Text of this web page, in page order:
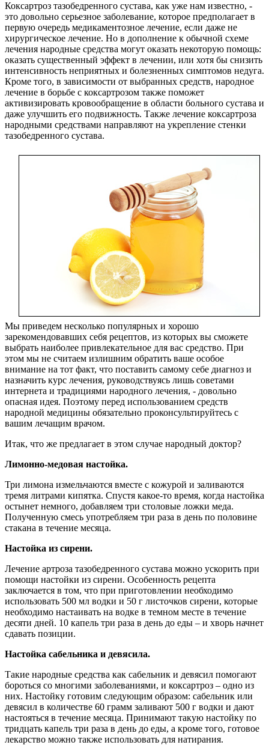
Коксартроз тазобедренного сустава, как уже нам известно, -
это довольно серьезное заболевание, которое предполагает в
первую очередь медикаментозное лечение, если даже не
хирургическое лечение. Но в дополнение к обычной схеме
лечения народные средства могут оказать некоторую помощь:
оказать существенный эффект в лечении, или хотя бы снизить
интенсивность неприятных и болезненных симптомов недуга.
Кроме того, в зависимости от выбранных средств, народное
лечение в борьбе с коксартрозом также поможет
активизировать кровообращение в области больного сустава и
даже улучшить его подвижность. Также лечение коксартроза
народными средствами направляют на укрепление стенки
тазобедренного сустава.
Мы приведем несколько популярных и хорошо
зарекомендовавших себя рецептов, из которых вы сможете
выбрать наиболее привлекательное для вас средство. При
этом мы не считаем излишним обратить ваше особое
внимание на тот факт, что поставить самому себе диагноз и
назначить курс лечения, руководствуясь лишь советами
интернета и традициями народного лечения, - довольно
опасная идея. Поэтому перед использованием средств
народной медицины обязательно проконсультируйтесь с
вашим лечащим врачом.
Итак, что же предлагает в этом случае народный доктор?
Лимонно-медовая настойка.
Три лимона измельчаются вместе с кожурой и заливаются
тремя литрами кипятка. Спустя какое-то время, когда настойка
остынет немного, добавляем три столовые ложки меда.
Полученную смесь употребляем три раза в день по половине
стакана в течение месяца.
Настойка из сирени.
Лечение артроза тазобедренного сустава можно ускорить при
помощи настойки из сирени. Особенность рецепта
заключается в том, что при приготовлении необходимо
использовать 500 мл водки и 50 г листочков сирени, которые
необходимо настаивать на водке в темном месте в течение
десяти дней. 10 капель три раза в день до еды – и хворь начнет
сдавать позиции.
Настойка сабельника и девясила.
Такие народные средства как сабельник и девясил помогают
бороться со многими заболеваниями, и коксартроз – одно из
них. Настойку готовим следующим образом: сабельник или
девясил в количестве 60 грамм заливают 500 г водки и дают
настояться в течение месяца. Принимают такую настойку по
тридцать капель три раза в день до еды, а кроме того, готовое
лекарство можно также использовать для натирания.